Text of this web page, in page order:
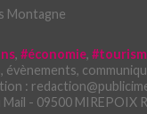
, #économie,
évènements,
:
- 09500 MIREPOIX